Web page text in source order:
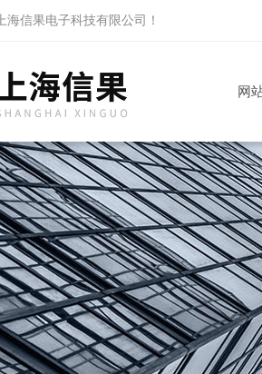
上海信果电子科技有限公司 ！
网